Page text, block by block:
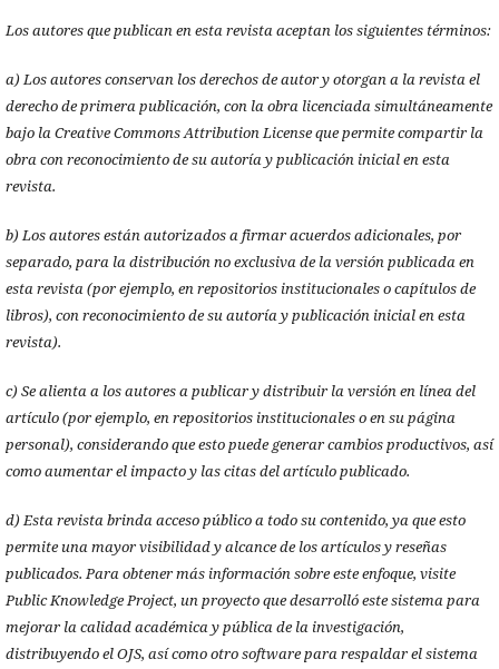
Los autores que publican en esta revista aceptan los siguientes términos:
a) Los autores conservan los derechos de autor y otorgan a la revista el
derecho de primera publicación, con la obra licenciada simultáneamente
bajo la Creative Commons Attribution License que permite compartir la
obra con reconocimiento de su autoría y publicación inicial en esta
revista.
b) Los autores están autorizados a firmar acuerdos adicionales, por
separado, para la distribución no exclusiva de la versión publicada en
esta revista (por ejemplo, en repositorios institucionales o capítulos de
libros), con reconocimiento de su autoría y publicación inicial en esta
revista).
c) Se alienta a los autores a publicar y distribuir la versión en línea del
artículo (por ejemplo, en repositorios institucionales o en su página
personal), considerando que esto puede generar cambios productivos, así
como aumentar el impacto y las citas del artículo publicado.
d) Esta revista brinda acceso público a todo su contenido, ya que esto
permite una mayor visibilidad y alcance de los artículos y reseñas
publicados. Para obtener más información sobre este enfoque, visite
Public Knowledge Project, un proyecto que desarrolló este sistema para
mejorar la calidad académica y pública de la investigación,
distribuyendo el OJS, así como otro software para respaldar el sistema